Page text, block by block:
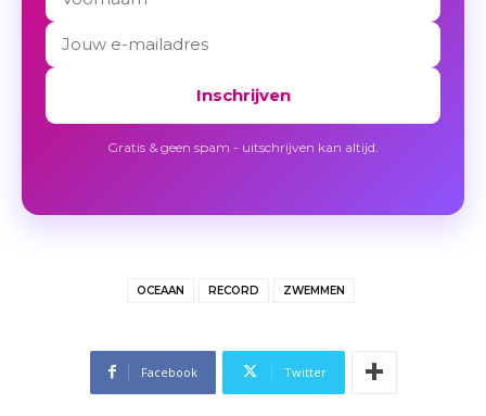
Inschrijven
Gratis & geen spam - uitschrijven kan altijd.
OCEAAN RECORD ZWEMMEN
Facebook Twitter